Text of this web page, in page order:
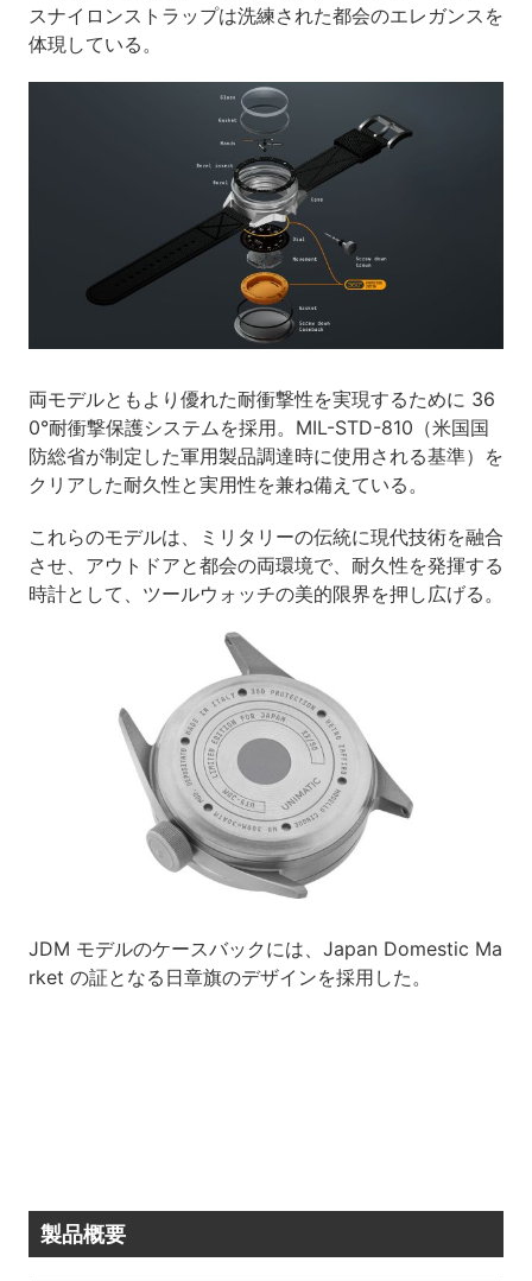
スナイロンストラップは洗練された都会のエレガンスを
体現している。
両モデルともより優れた耐衝撃性を実現するために 36
0°耐衝撃保護システムを採用。MIL-STD-810（米国国
防総省が制定した軍用製品調達時に使用される基準）を
クリアした耐久性と実用性を兼ね備えている。
これらのモデルは、ミリタリーの伝統に現代技術を融合
させ、アウトドアと都会の両環境で、耐久性を発揮する
時計として、ツールウォッチの美的限界を押し広げる。
JDM モデルのケースバックには、Japan Domestic Ma
rket の証となる日章旗のデザインを採用した。
製品概要